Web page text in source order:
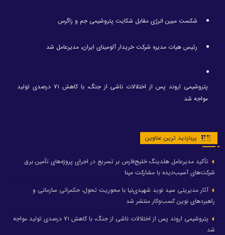
شکست مبین انرژی مقابل شکایت پتروشیمی جم و زاگرس
رئیس هیات مدیره شرکت خریدار آلومینای ایران، مدیرعامل شد
پتروشیمی اروند پس از اختلالات ناشی از جنگ، با کاهش ۷۱ درصدی تولید
مواجه شد
پربازدید ترین عناوین
تأکید مدیرعامل هلدینگ خلیج‌فارس بر تسریع در اجرای پروژه‌های تأمین برق
شرکت‌های آسیب‌دیده با مشارکت مپنا
آثار مدیریتی سید نوید شهیدی‌نیا با محوریت تحول، حکمرانی سازمانی و
راهبردهای نوین کسب‌وکار منتشر شد
پتروشیمی اروند پس از اختلالات ناشی از جنگ، با کاهش ۷۱ درصدی تولید مواجه
شد